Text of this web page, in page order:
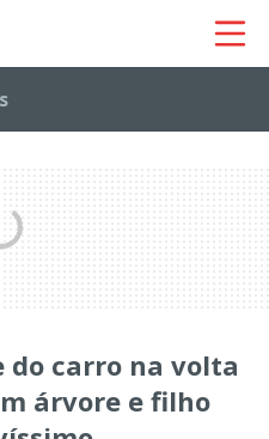
do carro na volta
árvore e filho